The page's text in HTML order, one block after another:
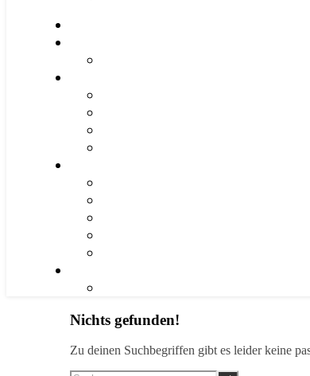
Nichts gefunden!
Zu deinen Suchbegriffen gibt es leider keine